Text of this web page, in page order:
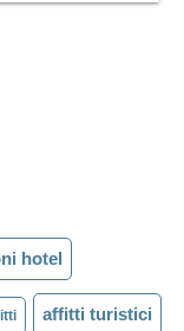
hotel
affitti turistici